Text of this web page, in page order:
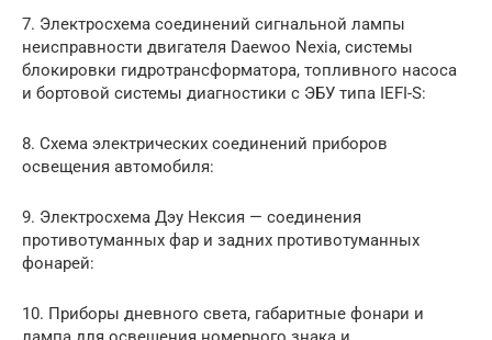
7. Электросхема соединений сигнальной лампы
неисправности двигателя Daewoo Nexia, системы
блокировки гидротрансформатора, топливного насоса
и бортовой системы диагностики с ЭБУ типа IEFI-S:
8. Схема электрических соединений приборов
освещения автомобиля:
9. Электросхема Дэу Нексия — соединения
противотуманных фар и задних противотуманных
фонарей:
10. Приборы дневного света, габаритные фонари и